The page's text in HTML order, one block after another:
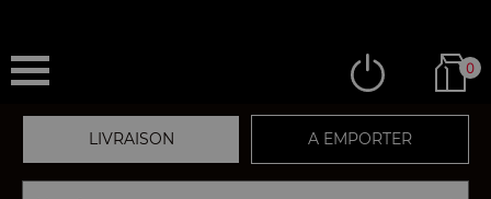
0
LIVRAISON A EMPORTER